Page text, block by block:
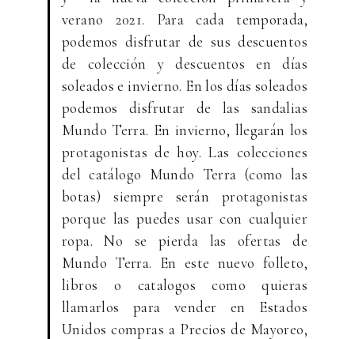
verano 2021. Para cada temporada,
podemos disfrutar de sus descuentos
de colección y descuentos en días
soleados e invierno. En los días soleados
podemos disfrutar de las sandalias
Mundo Terra. En invierno, llegarán los
protagonistas de hoy. Las colecciones
del catálogo Mundo Terra (como las
botas) siempre serán protagonistas
porque las puedes usar con cualquier
ropa. No se pierda las ofertas de
Mundo Terra. En este nuevo folleto,
libros o catalogos como quieras
llamarlos para vender en Estados
Unidos compras a Precios de Mayoreo,